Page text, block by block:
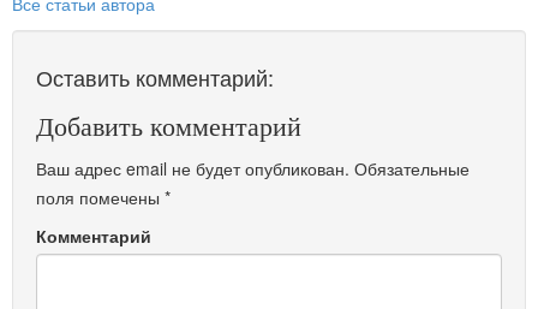
Оставить комментарий:
Добавить комментарий
Ваш адрес email не будет опубликован. Обязательные
поля помечены *
Комментарий